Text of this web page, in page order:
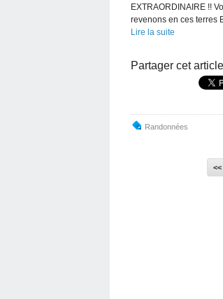
EXTRAORDINAIRE !!
revenons en ces terres
Lire la suite
Partager cet article
Randonnées
<<